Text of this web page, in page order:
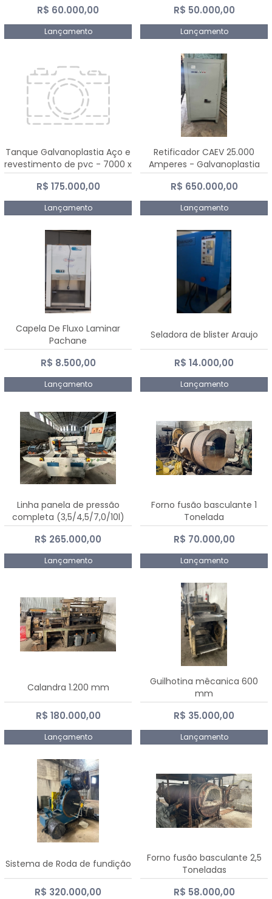
R$ 60.000,00
Lançamento
R$ 50.000,00
Lançamento
Tanque Galvanoplastia Aço e
revestimento de pvc - 7000 x
2200 mm
R$ 175.000,00
Lançamento
Retificador CAEV 25.000
Amperes - Galvanoplastia
R$ 650.000,00
Lançamento
Capela De Fluxo Laminar
Pachane
R$ 8.500,00
Lançamento
Seladora de blister Araujo
R$ 14.000,00
Lançamento
Linha panela de pressão
completa (3,5/4,5/7,0/10l)
R$ 265.000,00
Lançamento
Forno fusão basculante 1
Tonelada
R$ 70.000,00
Lançamento
Calandra 1.200 mm
R$ 180.000,00
Lançamento
Guilhotina mêcanica 600
mm
R$ 35.000,00
Lançamento
Sistema de Roda de fundição
R$ 320.000,00
Forno fusão basculante 2,5
Toneladas
R$ 58.000,00